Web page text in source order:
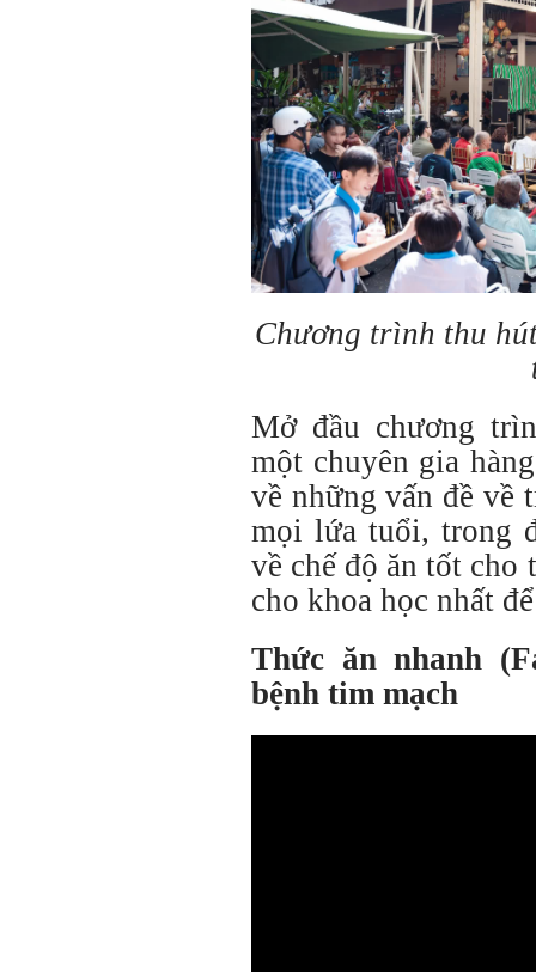
Chương trình thu
Mở đầu chương
một chuyên gia
về những vấn đề về
mọi lứa tuổi, trong
về chế độ ăn tốt cho
cho khoa học nhất
Thức ăn nhanh
bệnh tim mạch